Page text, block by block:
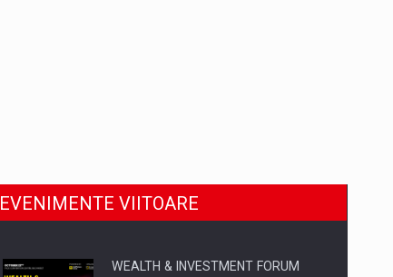
EVENIMENTE VIITOARE
WEALTH & INVESTMENT FORUM